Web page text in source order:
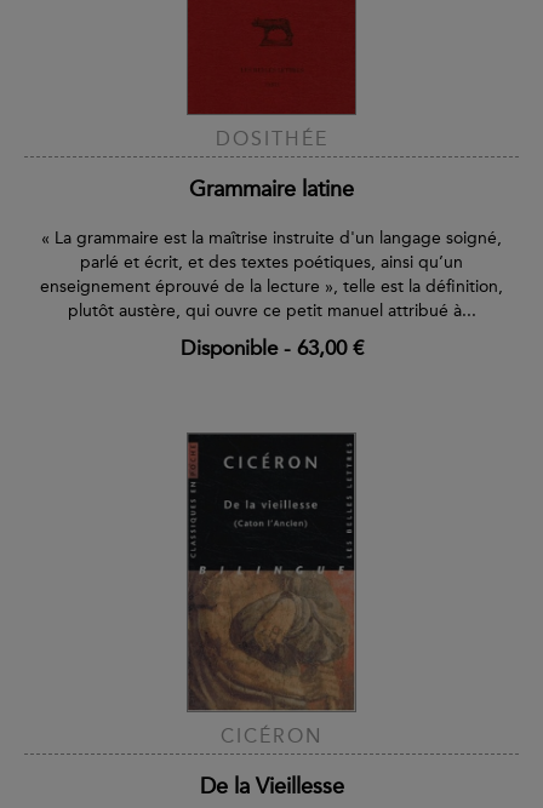
DOSITHÉE
Grammaire latine
« La grammaire est la maîtrise instruite d'un langage soigné,
parlé et écrit, et des textes poétiques, ainsi qu’un
enseignement éprouvé de la lecture », telle est la définition,
plutôt austère, qui ouvre ce petit manuel attribué à...
Disponible- 63,00 €
CICÉRON
De la Vieillesse